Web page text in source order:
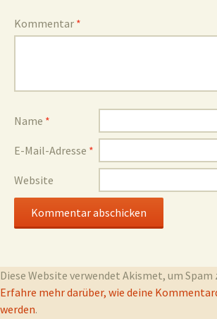
Kommentar *
Name *
E-Mail-Adresse *
Website
Diese Website verwendet Akismet, um Spam
Erfahre mehr darüber, wie deine
werden.